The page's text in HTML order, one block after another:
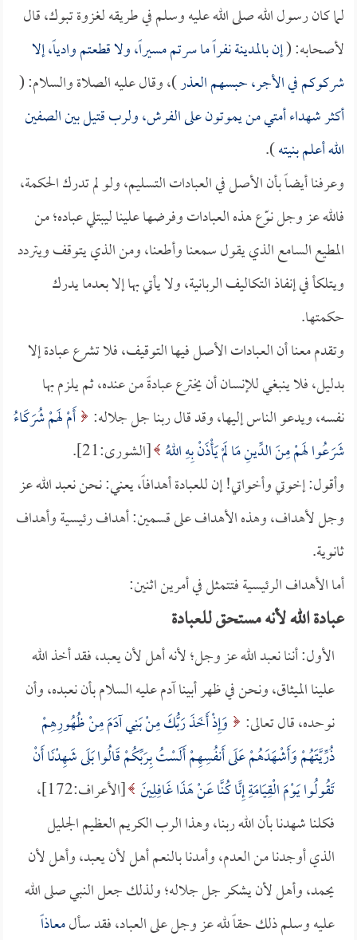
لما كان رسول الله صلى الله عليه وسلم في طريقه لغزوة تبوك، قال
لأصحابه: (إن بالمدينة نفراً ما سرتم مسيراً، ولا قطعتم وادياً، إلا
شركوكم في الأجر، حبسهم العذر)، وقال عليه الصلاة والسلام: (
أكثر شهداء أمتي من يموتون على الفرش، ولرب قتيل بين الصفين
الله أعلم بنيته).
وعرفنا أيضاً بأن الأصل في العبادات التسليم، ولو لم تدرك الحكمة،
فالله عز وجل نوّع هذه العبادات وفرضها علينا ليبتلي عباده؛ من
المطيع السامع الذي يقول سمعنا وأطعنا، ومن الذي يتوقف ويتردد
ويتلكأ في إنفاذ التكاليف الربانية، ولا يأتي بها إلا بعدما يدرك
حكمتها.
وتقدم معنا أن العبادات الأصل فيها التوقيف، فلا تشرع عبادة إلا
بدليل، فلا ينبغي للإنسان أن يخترع عبادةً من عنده، ثم يلزم بها
نفسه، ويدعو الناس إليها، وقد قال ربنا جل جلاله: أَمْ لَهمْ شُرَكَاءُ
شَرَعُوا لَهمْ مِنَ الدِّينِ مَا لَمْ يَأْذَنْ بِهِ اللهُ [الشورى:21].
وأقول: إخوتي وأخواتي! إن للعبادة أهدافاً، يعني: نحن نعبد الله عز
وجل لأهداف، وهذه الأهداف على قسمين: أهداف رئيسية وأهداف
ثانوية. ‏
أما الأهداف الرئيسية فتتمثل في أمرين اثنين:
عبادة الله لأنه مستحق للعبادة
الأول: أننا نعبد الله عز وجل؛ لأنه أهل لأن يعبد، فقد أخذ الله
علينا الميثاق، ونحن في ظهر أبينا آدم عليه السلام بأن نعبده، وأن
نوحده، قال تعالى:
وَإِذْ أَخَذَ رَبُّكَ مِنْ بَنِي آدَمَ مِنْ ظُهُورِهِمْ
ذُرِّيَّتَهُمْ وَأَشْهَدَهُمْ عَلَى أَنفُسِهِمْ أَلَسْتُ بِرَبِّكُمْ قَالُوا بَلَى شَهِدْنَا أَنْ
تَقُولُوا يَوْمَ الْقِيَامَةِ إِنَّا كُنَّا عَنْ هَذَا غَافِلِينَ
[الأعراف:172]،
فكلنا شهدنا بأن الله ربنا، وهذا الرب الكريم العظيم الجليل
الذي أوجدنا من العدم، وأمدنا بالنعم أهل لأن يعبد، وأهل لأن
يحمد، وأهل لأن يشكر جل جلاله؛ ولذلك جعل النبي صلى الله
عليه وسلم ذلك حقاً لله عز وجل على العباد، فقد سألمعاذاً